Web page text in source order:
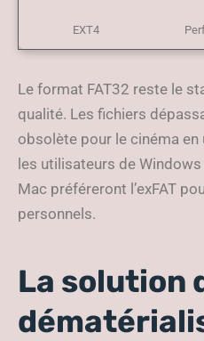
EXT4
Le format FAT32 reste le
qualité. Les fichiers
obsolète pour le cinéma
les utilisateurs de
Mac préféreront l’exFAT
personnels.
La solution